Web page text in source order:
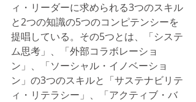
ィ・リーダーに求められる3つのスキル
と2つの知識の5つのコンピテンシーを
提唱している。その5つとは、「システ
ム思考」、「外部コラボレーショ
ン」、「ソーシャル・イノベーショ
ン」の3つのスキルと「サステナビリテ
ィ・リテラシー」、「アクティブ・バ